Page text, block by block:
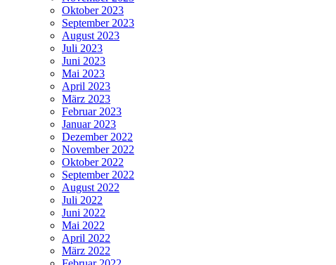
Oktober 2023
September 2023
August 2023
Juli 2023
Juni 2023
Mai 2023
April 2023
März 2023
Februar 2023
Januar 2023
Dezember 2022
November 2022
Oktober 2022
September 2022
August 2022
Juli 2022
Juni 2022
Mai 2022
April 2022
März 2022